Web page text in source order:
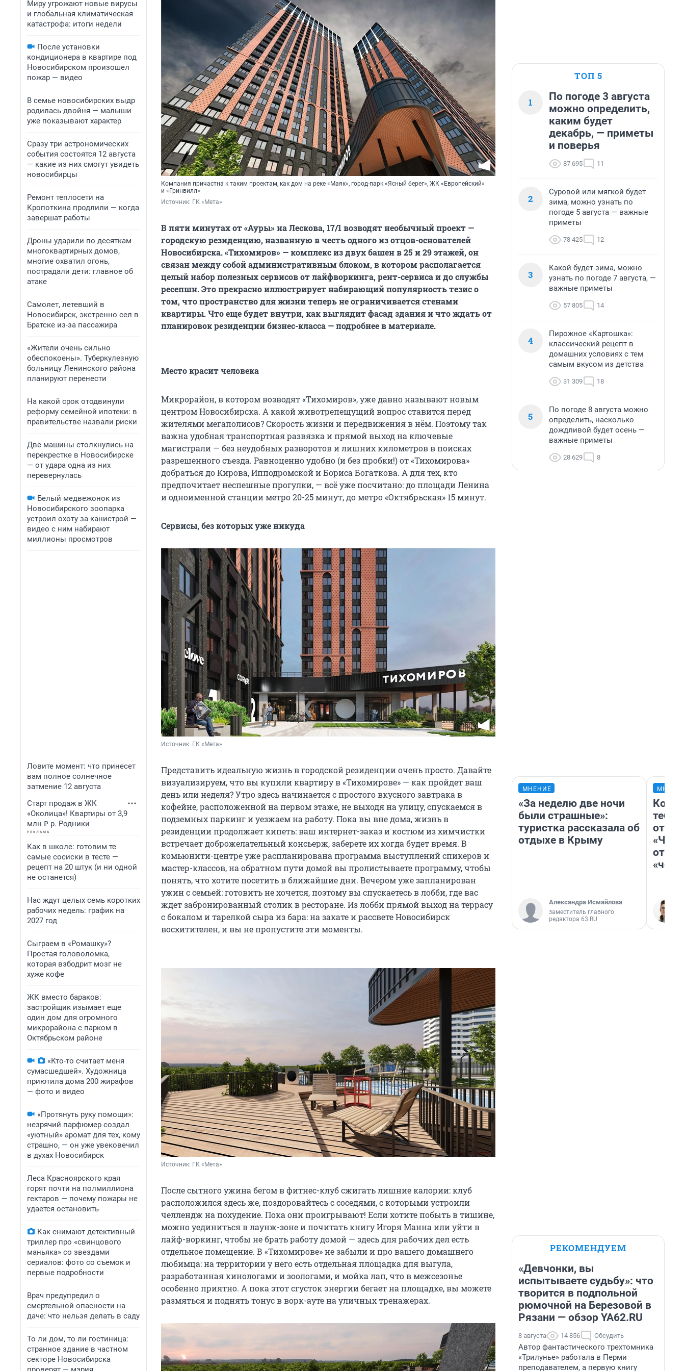
Миру угрожают новые вирусы
и глобальная климатическая
катастрофа: итоги недели
После установки
кондиционера в квартире под
Новосибирском произошел
пожар — видео
В семье новосибирских выдр
родилась двойня — малыши
уже показывают характер
Сразу три астрономических
события состоятся 12 августа
— какие из них смогут увидеть
новосибирцы
Ремонт теплосети на
Кропоткина продлили — когда
завершат работы
Дроны ударили по десяткам
многоквартирных домов,
многие охватил огонь,
пострадали дети: главное об
атаке
Самолет, летевший в
Новосибирск, экстренно сел в
Братске из-за пассажира
«Жители очень сильно
обеспокоены». Туберкулезную
больницу Ленинского района
планируют перенести
На какой срок отодвинули
реформу семейной ипотеки: в
правительстве назвали риски
Две машины столкнулись на
перекрестке в Новосибирске
— от удара одна из них
перевернулась
Белый медвежонок из
Новосибирского зоопарка
устроил охоту за канистрой —
видео с ним набирают
миллионы просмотров
Ловите момент: что принесет
вам полное солнечное
затмение 12 августа
Старт продаж в ЖК
«Околица»! Квартиры от 3,9
млн ₽ р. Родники
Как в школе: готовим те
самые сосиски в тесте —
рецепт на 20 штук (и ни одной
не останется)
Нас ждут целых семь коротких
рабочих недель: график на
2027 год
Сыграем в «Ромашку»?
Простая головоломка,
которая взбодрит мозг не
хуже кофе
ЖК вместо бараков:
застройщик изымает еще
один дом для огромного
микрорайона с парком в
Октябрьском районе
«Кто-то считает меня
сумасшедшей». Художница
приютила дома 200 жирафов
— фото и видео
«Протянуть руку помощи»:
незрячий парфюмер создал
«уютный» аромат для тех, кому
страшно, — он уже увековечил
в духах Новосибирск
Леса Красноярского края
горят почти на полмиллиона
гектаров — почему пожары не
удается остановить
Как снимают детективный
триллер про «свинцового
маньяка» со звездами
сериалов: фото со съемок и
первые подробности
Врач предупредил о
смертельной опасности на
даче: что нельзя делать в саду
То ли дом, то ли гостиница:
странное здание в частном
секторе Новосибирска
Компания причастна к таким проектам, как дом на реке «Маяк», город-парк «Ясный берег», ЖК «Европейский»
и «Гринвилл»
Источник: ГК «Мета»
В пяти минутах от «Ауры» на Лескова, 17/1 возводят необычный проект —
городскую резиденцию, названную в честь одного из отцов-основателей
Новосибирска. «Тихомиров» — комплекс из двух башен в 25 и 29 этажей, он
связан между собой административным блоком, в котором располагается
целый набор полезных сервисов от лайфворкинга, рент-сервиса и до службы
ресепшн. Это прекрасно иллюстрирует набирающий популярность тезис о
том, что пространство для жизни теперь не ограничивается стенами
квартиры. Что еще будет внутри, как выглядит фасад здания и что ждать от
планировок резиденции бизнес-класса — подробнее в материале.
Место красит человека
Микрорайон, в котором возводят «Тихомиров», уже давно называют новым
центром Новосибирска. А какой животрепещущий вопрос ставится перед
жителями мегаполисов? Скорость жизни и передвижения в нём. Поэтому так
важна удобная транспортная развязка и прямой выход на ключевые
магистрали — без неудобных разворотов и лишних километров в поисках
разрешенного съезда. Равноценно удобно (и без пробки!) от «Тихомирова»
добраться до Кирова, Ипподромской и Бориса Богаткова. А для тех, кто
предпочитает неспешные прогулки, — всё уже посчитано: до площади Ленина
и одноименной станции метро 20-25 минут, до метро «Октябрьская» 15 минут.
Сервисы, без которых уже никуда
Источник: ГК «Мета»
Представить идеальную жизнь в городской резиденции очень просто. Давайте
визуализируем, что вы купили квартиру в «Тихомирове» — как пройдет ваш
день или неделя? Утро здесь начинается с простого вкусного завтрака в
кофейне, расположенной на первом этаже, не выходя на улицу, спускаемся в
подземных паркинг и уезжаем на работу. Пока вы вне дома, жизнь в
резиденции продолжает кипеть: ваш интернет-заказ и костюм из химчистки
встречает доброжелательный консьерж, заберете их когда будет время. В
комьюнити-центре уже распланирована программа выступлений спикеров и
мастер-классов, на обратном пути домой вы пролистываете программу, чтобы
понять, что хотите посетить в ближайшие дни. Вечером уже запланирован
ужин с семьей: готовить не хочется, поэтому вы спускаетесь в лобби, где вас
ждет забронированный столик в ресторане. Из лобби прямой выход на террасу
с бокалом и тарелкой сыра из бара: на закате и рассвете Новосибирск
восхитителен, и вы не пропустите эти моменты.
Источник: ГК «Мета»
После сытного ужина бегом в фитнес-клуб сжигать лишние калории: клуб
расположился здесь же, поздоровайтесь с соседями, с которыми устроили
челлендж на похудение. Пока они проигрывают! Если хотите побыть в тишине,
можно уединиться в лаунж-зоне и почитать книгу Игоря Манна или уйти в
лайф-воркинг, чтобы не брать работу домой — здесь для рабочих дел есть
отдельное помещение. В «Тихомирове» не забыли и про вашего домашнего
любимца: на территории у него есть отдельная площадка для выгула,
разработанная кинологами и зоологами, и мойка лап, что в межсезонье
особенно приятно. А пока этот сгусток энергии бегает на площадке, вы можете
размяться и поднять тонус в ворк-ауте на уличных тренажерах.
ТОП 5
1
По погоде 3 августа
можно определить,
каким будет
декабрь, — приметы
и поверья
87 695 11
2
Суровой или мягкой будет
зима, можно узнать по
погоде 5 августа — важные
приметы
78 425 12
3
Какой будет зима, можно
узнать по погоде 7 августа, —
важные приметы
57 805 14
4
Пирожное «Картошка»:
классический рецепт в
домашних условиях с тем
самым вкусом из детства
31 309 18
5
По погоде 8 августа можно
определить, насколько
дождливой будет осень —
важные приметы
28 629 8
МНЕНИЕ
«За неделю две ночи
были страшные»:
туристка рассказала об
отдыхе в Крыму
Александра Исмайлова
заместитель главного
редактора 63.RU
тебя
РЕКОМЕНДУЕМ
«Девчонки, вы
испытываете судьбу»: что
творится в подпольной
рюмочной на Березовой в
Рязани — обзор YA62.RU
8 августа 14 856 Обсудить
Автор фантастического трехтомника
«Трилунье» работала в Перми
преподавателем, а первую книгу